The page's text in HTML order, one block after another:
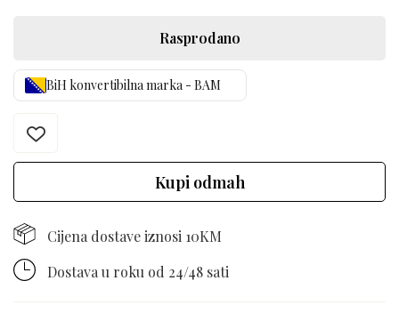
Rasprodano
BiH konvertibilna marka - BAM
Kupi odmah
Cijena dostave iznosi 10KM
Dostava u roku od 24/48 sati